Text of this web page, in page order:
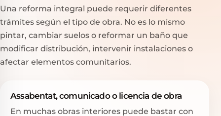
Una reforma integral puede requerir diferentes
trámites según el tipo de obra. No es lo mismo
pintar, cambiar suelos o reformar un baño que
modificar distribución, intervenir instalaciones o
afectar elementos comunitarios.
Assabentat, comunicado o licencia de obra
En muchas obras interiores puede bastar con